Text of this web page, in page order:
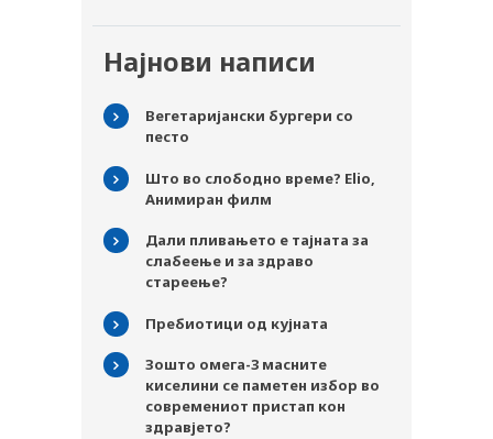
Најнови написи
Вегетаријански бургери со
песто
Што во слободно време? Elio,
Анимиран филм
Дали пливањето е тајната за
слабеење и за здраво
стареење?
Пребиотици од кујната
Зошто омега-3 масните
киселини се паметен избор во
современиот пристап кон
здравјето?